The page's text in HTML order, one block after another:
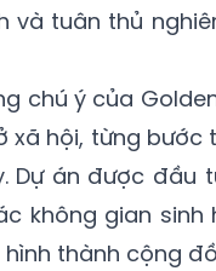
và tuân thủ
chú ý của
xã hội, từng
Dự án được đầu
không gian
thành cộng